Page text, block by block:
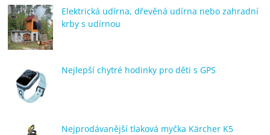
Elektrická udírna, dřevěná udírna nebo zahradní
krby s udírnou
Nejlepší chytré hodinky pro děti s GPS
Nejprodávanější tlaková myčka Kärcher K5